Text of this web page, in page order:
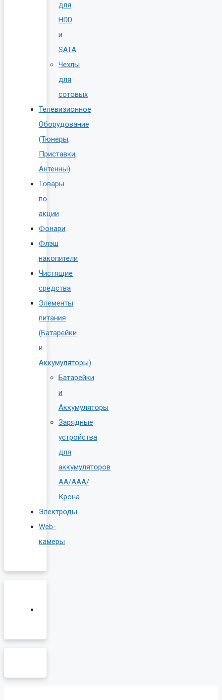
для
HDD
и
SATA
Чехлы
для
сотовых
Телевизионное
Оборудование
(Тюнеры,
Приставки,
Антенны)
Товары
по
акции
Фонари
Флэш
накопители
Чистящие
средства
Элементы
питания
(Батарейки
и
Аккумуляторы)
Батарейки
и
Аккумуляторы
Зарядные
устройства
для
аккумуляторов
AA/AAA/
Крона
Электроды
Web-
камеры